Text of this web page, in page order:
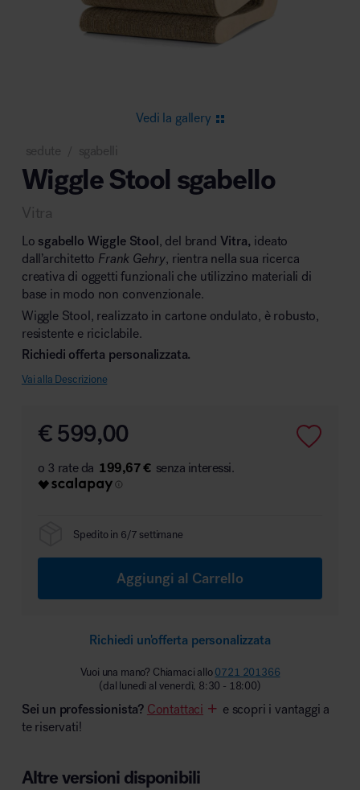
Area lounge e attesa
Area outdoor
Area hospitality
Vedi la gallery
sedute sgabelli
Wiggle Stool sgabello
Vitra
Lo sgabello Wiggle Stool, del brand Vitra, ideato
dall’architetto Frank Gehry, rientra nella sua ricerca
creativa di oggetti funzionali che utilizzino materiali di
base in modo non convenzionale.
Wiggle Stool, realizzato in cartone ondulato, è robusto,
resistente e riciclabile.
Richiedi offerta personalizzata.
Vai alla Descrizione
€599,00
199,67 €
Spedito in 6/7 settimane
Aggiungi al Carrello
Richiedi un'offerta personalizzata
Vuoi una mano? Chiamaci allo0721 201366
(dal lunedì al venerdì, 8:30 - 18:00)
Sei un professionista? Contattaci
e scopri i vantaggi a
te riservati!
Altre versioni disponibili